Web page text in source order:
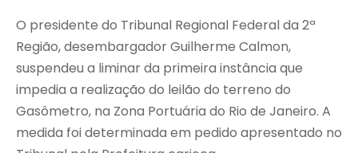
O presidente do Tribunal Regional Federal da 2ª
Região, desembargador Guilherme Calmon,
suspendeu a liminar da primeira instância que
impedia a realização do leilão do terreno do
Gasômetro, na Zona Portuária do Rio de Janeiro. A
medida foi determinada em pedido apresentado no